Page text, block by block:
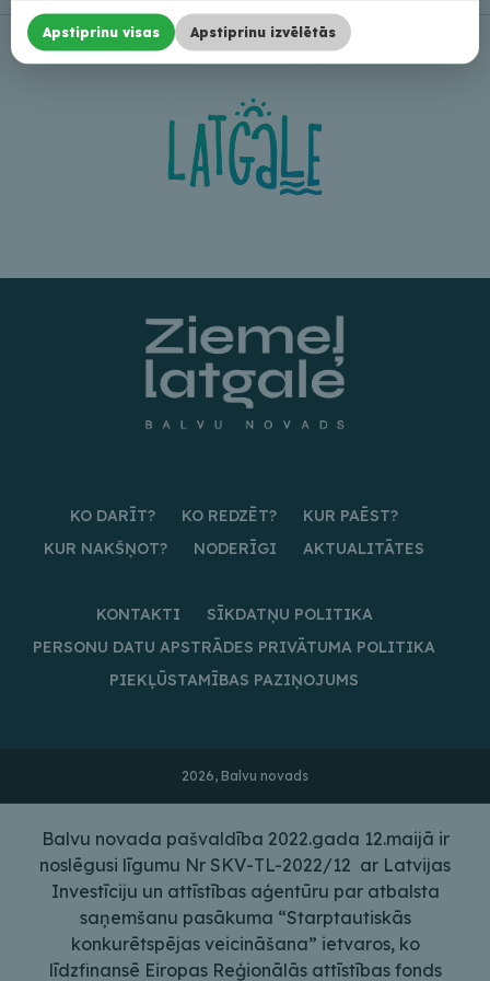
KO DARĪT? KO REDZĒT?
KUR PAĒST?
KUR NAKŠŅOT?
NODERĪGI AKTUALITĀTES
KONTAKTI
SĪKDATŅU POLITIKA
PERSONU DATU APSTRĀDES PRIVĀTUMA POLITIKA
PIEKĻŪSTAMĪBAS PAZIŅOJUMS
2026, Balvu novads
Balvu novada pašvaldība 2022.gada 12.maijā ir
noslēgusi līgumu Nr SKV-TL-2022/12 ar Latvijas
Investīciju un attīstības aģentūru par atbalsta
saņemšanu pasākuma “Starptautiskās
konkurētspējas veicināšana” ietvaros, ko
līdzfinansē Eiropas Reģionālās attīstības fonds
Apstiprinu visas Apstiprinu izvēlētās